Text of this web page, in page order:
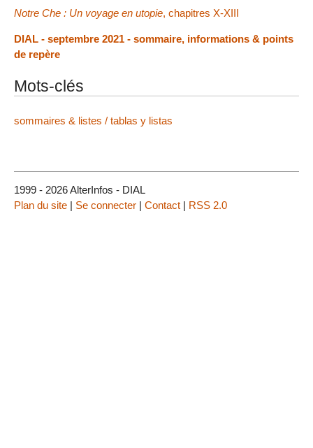
Notre Che : Un voyage en utopie, chapitres X-XIII
DIAL - septembre 2021 - sommaire, informations & points
de repère
Mots-clés
sommaires & listes / tablas y listas
1999 - 2026 AlterInfos - DIAL
Plan du site | Se connecter | Contact | RSS 2.0